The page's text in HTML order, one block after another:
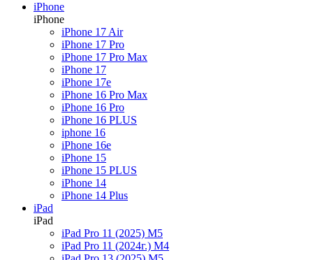
iPhone
iPhone
iPhone 17 Air
iPhone 17 Pro
iPhone 17 Pro Max
iPhone 17
iPhone 17e
iPhone 16 Pro Max
iPhone 16 Pro
iPhone 16 PLUS
iphone 16
iPhone 16e
iPhone 15
iPhone 15 PLUS
iPhone 14
iPhone 14 Plus
iPad
iPad
iPad Pro 11 (2025) M5
iPad Pro 11 (2024г.) M4